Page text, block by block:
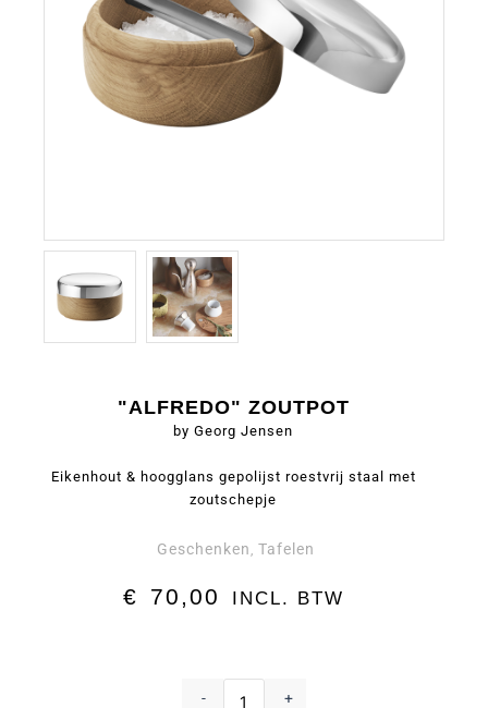
"ALFREDO" ZOUTPOT
by Georg Jensen
Eikenhout & hoogglans gepolijst roestvrij staal met
zoutschepje
Geschenken , Tafelen
€ 70,00 INCL. BTW
- +